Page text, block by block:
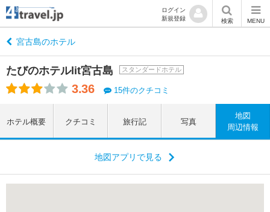
ログイン
新規登録
検索 MENU
宮古島のホテル
たびのホテルlit宮古島 スタンダードホテル
3.36 15件のクチコミ
ホテル概要 クチコミ 旅行記 写真
地図
周辺情報
地図アプリで見る